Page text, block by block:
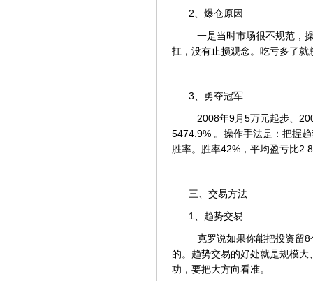
2、爆仓原因
一是当时市场很不规范，
扛，没有止损观念。吃亏多了
3、勇夺冠军
2008年9月5万元起步、
5474.9% 。操作手法是：把握
胜率。胜率42%，平均盈亏比
三、交易方法
1、趋势交易
克罗说如果你能把投资留8
的。趋势交易的好处就是规模
功，要把大方向看准。